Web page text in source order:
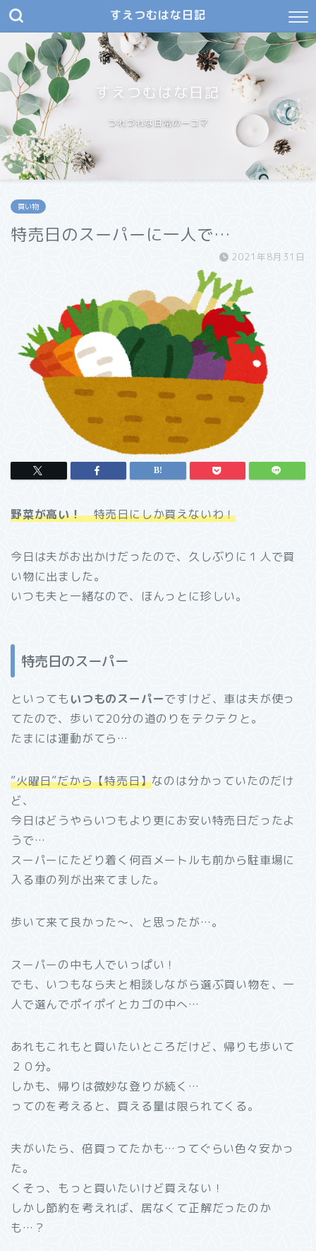
すえつむはな日記
すえつむはな日記
つれづれな日常の一コマ
買い物
特売日のスーパーに一人で…
2021年8月31日
野菜が高い！特売日にしか買えないわ！
今日は夫がお出かけだったので、久しぶりに１人で買
い物に出ました。
いつも夫と一緒なので、ほんっとに珍しい。
特売日のスーパー
といってもいつものスーパーですけど、車は夫が使っ
てたので、歩いて20分の道のりをテクテクと。
たまには運動がてら…
”火曜日”だから【特売日】なのは分かっていたのだけ
ど、
今日はどうやらいつもより更にお安い特売日だったよ
うで…
スーパーにたどり着く何百メートルも前から駐車場に
入る車の列が出来てました。
歩いて来て良かった～、と思ったが…。
スーパーの中も人でいっぱい！
でも、いつもなら夫と相談しながら選ぶ買い物を、一
人で選んでポイポイとカゴの中へ…
あれもこれもと買いたいところだけど、帰りも歩いて
２０分。
しかも、帰りは微妙な登りが続く…
ってのを考えると、買える量は限られてくる。
夫がいたら、倍買ってたかも…ってぐらい色々安かっ
た。
くそっ、もっと買いたいけど買えない！
しかし節約を考えれば、居なくて正解だったのか
も…？